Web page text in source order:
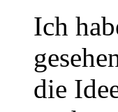
Ich
die